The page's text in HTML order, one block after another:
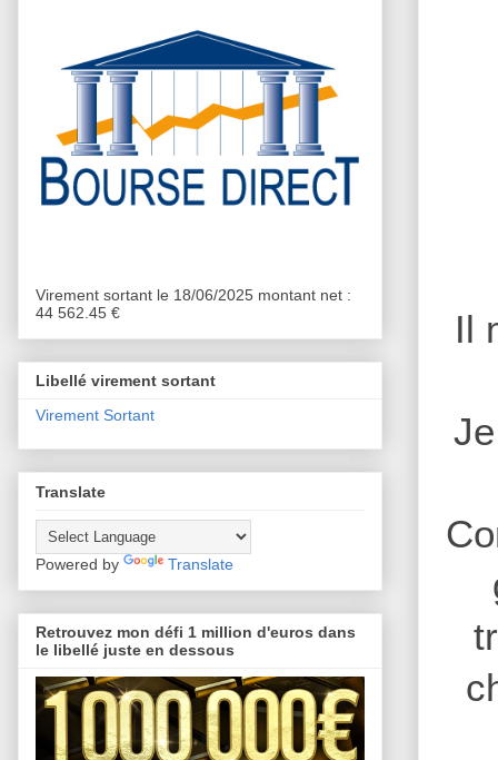
Il
Virement sortant le 18/06/2025 montant net :
44 562.45 €
Libellé virement sortant
Virement Sortant
Translate
Powered by Translate
Retrouvez mon défi 1 million d'euros dans
le libellé juste en dessous